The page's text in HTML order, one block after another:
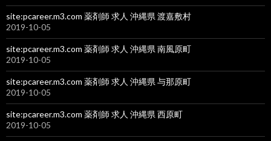
site:pcareer.m3.com 薬剤師 求人 沖縄県 渡嘉敷村
2019-10-05
site:pcareer.m3.com 薬剤師 求人 沖縄県 南風原町
2019-10-05
site:pcareer.m3.com 薬剤師 求人 沖縄県 与那原町
2019-10-05
site:pcareer.m3.com 薬剤師 求人 沖縄県 西原町
2019-10-05